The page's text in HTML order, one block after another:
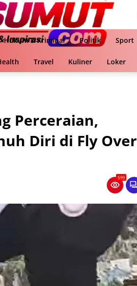
Hukum & Kriminal Politik Sport
Travel Kuliner Loker
Perceraian,
Diri di Fly Over
599